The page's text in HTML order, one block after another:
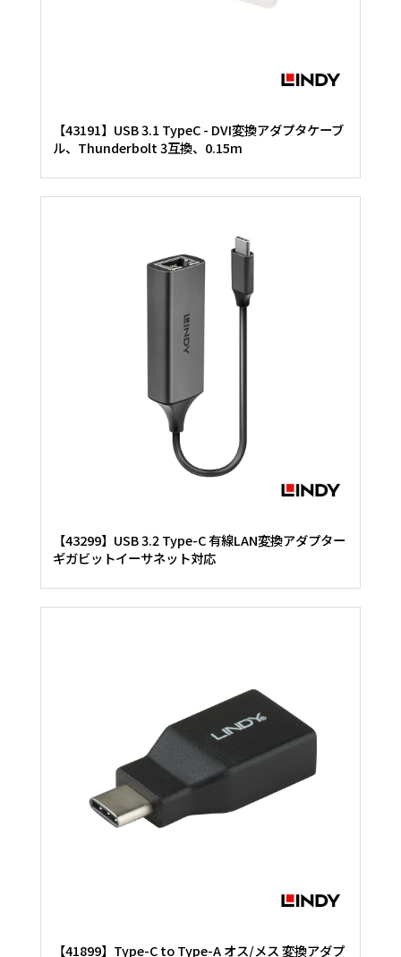
【43191】USB 3.1 TypeC - DVI変換アダプタケーブ
ル、Thunderbolt 3互換、0.15m
【43299】USB 3.2 Type-C 有線LAN変換アダプター
ギガビットイーサネット対応
【41899】Type-C to Type-A オス/メス 変換アダプ